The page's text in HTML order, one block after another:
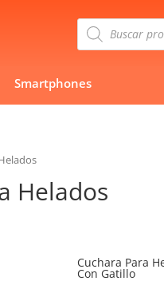
Búsqueda
de
productos
Smartphones
Helados
Cuchara Para
Con Gatillo